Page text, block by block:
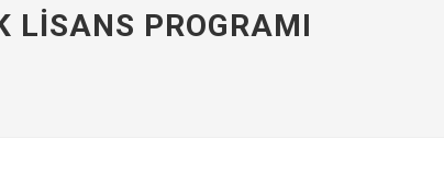
LISANS PROGRAMI